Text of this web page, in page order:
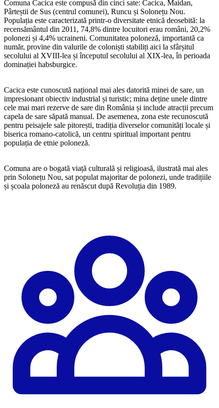
Comuna Cacica este compusă din cinci sate: Cacica, Maidan,
Pârteștii de Sus (centrul comunei), Runcu și Solonețu Nou.
Populația este caracterizată printr-o diversitate etnică deosebită: la
recensământul din 2011, 74,8% dintre locuitori erau români, 20,2%
polonezi și 4,4% ucraineni. Comunitatea poloneză, importantă ca
număr, provine din valurile de coloniști stabiliți aici la sfârșitul
secolului al XVIII-lea și începutul secolului al XIX-lea, în perioada
dominației habsburgice.
Cacica este cunoscută național mai ales datorită minei de sare, un
impresionant obiectiv industrial și turistic; mina deține unele dintre
cele mai mari rezerve de sare din România și include atracții precum
capela de sare săpată manual. De asemenea, zona este recunoscută
pentru peisajele sale pitorești, tradiția diverselor comunități locale și
biserica romano-catolică, un centru spiritual important pentru
populația de etnie poloneză.
Comuna are o bogată viață culturală și religioasă, ilustrată mai ales
prin Solonețu Nou, sat populat majoritar de polonezi, unde tradițiile
și școala poloneză au renăscut după Revoluția din 1989.